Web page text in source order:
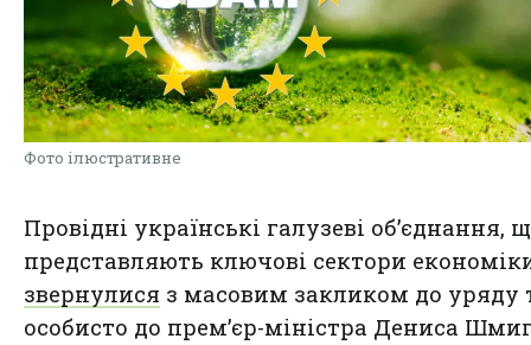
Фото ілюстративне
Провідні українські галузеві об’єднання,
представляють ключові сектори
звернулися з масовим закликом до уряду
особисто до прем’єр-міністра Дениса